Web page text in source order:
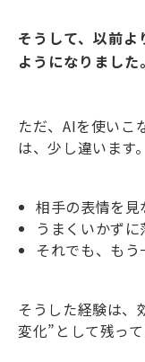
そうして、以前
ようになりました。
ただ、AIを使いこ
は、少し違います。
相手の表情を見
うまくいかずに
それでも、もう
そうした経験は、
変化”として残って